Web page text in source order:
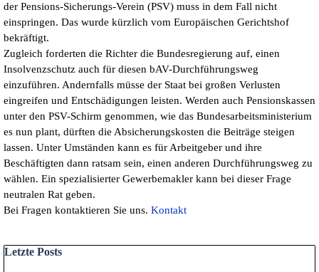
der Pensions-Sicherungs-Verein (PSV) muss in dem Fall nicht
einspringen. Das wurde kürzlich vom Europäischen Gerichtshof
bekräftigt.
Zugleich forderten die Richter die Bundesregierung auf, einen
Insolvenzschutz auch für diesen bAV-Durchführungsweg
einzuführen. Andernfalls müsse der Staat bei großen Verlusten
eingreifen und Entschädigungen leisten. Werden auch Pensionskassen
unter den PSV-Schirm genommen, wie das Bundesarbeitsministerium
es nun plant, dürften die Absicherungskosten die Beiträge steigen
lassen. Unter Umständen kann es für Arbeitgeber und ihre
Beschäftigten dann ratsam sein, einen anderen Durchführungsweg zu
wählen. Ein spezialisierter Gewerbemakler kann bei dieser Frage
neutralen Rat geben.
Bei Fragen kontaktieren Sie uns. Kontakt
Block überspringen Letzte Posts
Letzte Posts